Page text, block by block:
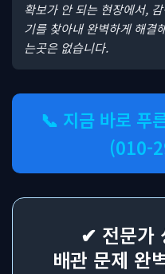
확보가 안 되는 현장에서,
기를 찾아내 완벽하게 해결
는곳은 없습니다.
📞 지금 바로 푸
(010-
✔ 전문가
배관 문제 완